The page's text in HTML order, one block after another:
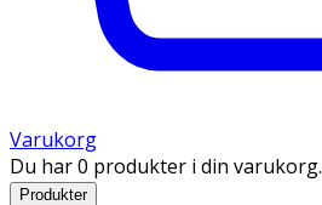
Varukorg
Du har 0 produkter i din varukorg.
Produkter